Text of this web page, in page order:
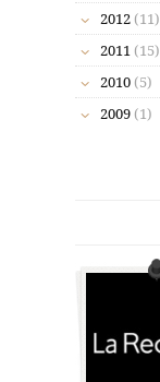
2012 (11)
2011 (15)
2010 (5)
2009 (1)